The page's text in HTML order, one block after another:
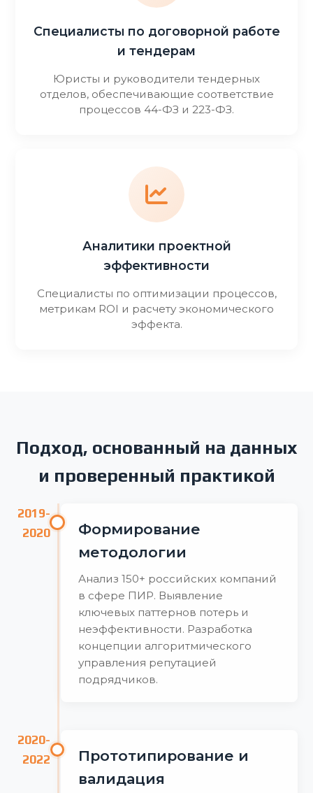
Специалисты по договорной работе
и тендерам
Юристы и руководители тендерных
отделов, обеспечивающие соответствие
процессов 44-ФЗ и 223-ФЗ.
Аналитики проектной
эффективности
Специалисты по оптимизации процессов,
метрикам ROI и расчету экономического
эффекта.
Подход, основанный на данных
и проверенный практикой
2019-
2020
Формирование
методологии
Анализ 150+ российских компаний
в сфере ПИР. Выявление
ключевых паттернов потерь и
неэффективности. Разработка
концепции алгоритмического
управления репутацией
подрядчиков.
2020-
2022
Прототипирование и
валидация